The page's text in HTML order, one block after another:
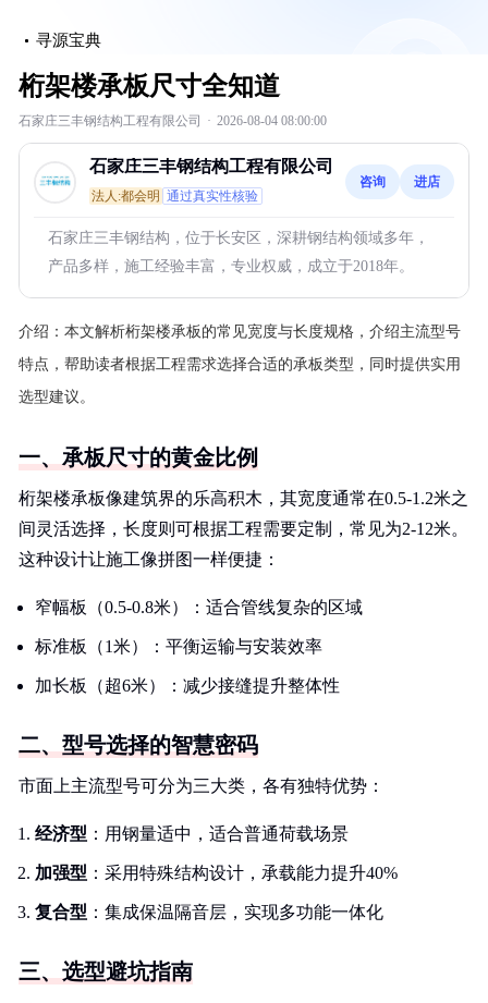
寻源宝典
桁架楼承板尺寸全知道
石家庄三丰钢结构工程有限公司 · 2026-08-04 08:00:00
石家庄三丰钢结构工程有限公司
法人:都会明 通过真实性核验
咨询 进店
石家庄三丰钢结构，位于长安区，深耕钢结构领域多年，
产品多样，施工经验丰富，专业权威，成立于2018年。
介绍： 本文解析桁架楼承板的常见宽度与长度规格，介绍主流型号
特点，帮助读者根据工程需求选择合适的承板类型，同时提供实用
选型建议。
一、承板尺寸的黄金比例
桁架楼承板像建筑界的乐高积木，其宽度通常在0.5-1.2米之
间灵活选择，长度则可根据工程需要定制，常见为2-12米。
这种设计让施工像拼图一样便捷：
窄幅板（0.5-0.8米）：适合管线复杂的区域
标准板（1米）：平衡运输与安装效率
加长板（超6米）：减少接缝提升整体性
二、型号选择的智慧密码
市面上主流型号可分为三大类，各有独特优势：
经济型 ：用钢量适中，适合普通荷载场景
加强型 ：采用特殊结构设计，承载能力提升40%
复合型 ：集成保温隔音层，实现多功能一体化
三、选型避坑指南